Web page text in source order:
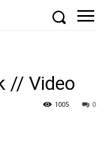
// Video
0
1005